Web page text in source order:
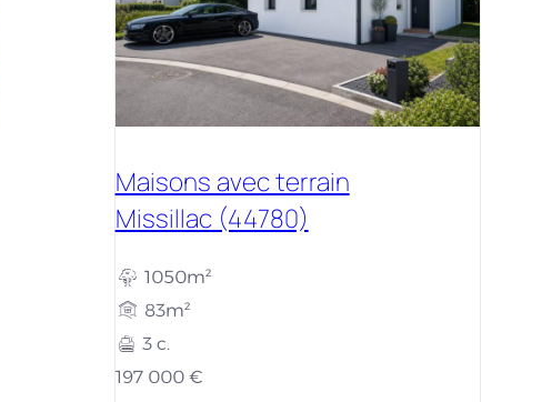
Maisons avec terrain
Missillac (44780)
1050m²
83m²
3 c.
197 000 €